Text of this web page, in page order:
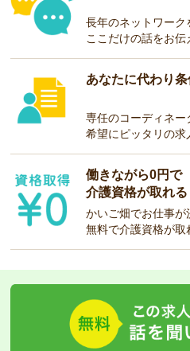
長年のネットワーク
ここだけの話をお伝
あなたに代わり条
専任のコーディネー
希望にピッタリの求
働きながら0円で
介護資格が取れる
かいご畑でお仕事が
無料で介護資格が取